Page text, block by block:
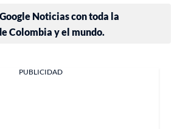
Noticias con toda la
Colombia y el mundo.
PUBLICIDAD